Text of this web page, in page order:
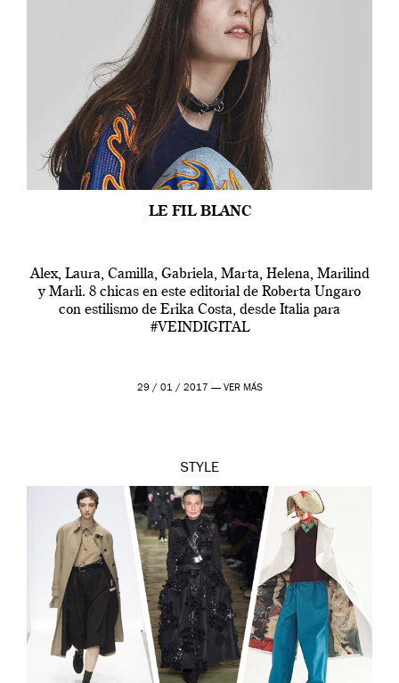
LE FIL BLANC
Alex, Laura, Camilla, Gabriela, Marta, Helena, Marilind
y Marli. 8 chicas en este editorial de Roberta Ungaro
con estilismo de Erika Costa, desde Italia para
#VEINDIGITAL
29 / 01 / 2017 — VER MÁS
STYLE